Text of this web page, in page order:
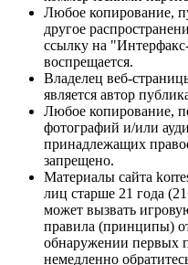
Любое копирование,
другое
ссылку на
воспрещается.
Владелец веб-
является автор
Любое копирование,
фотографий и/или
принадлежащих
запрещено.
Материалы сайта
лиц старше 21 года
может вызвать
правила (принципы)
обнаружении первых
немедленно